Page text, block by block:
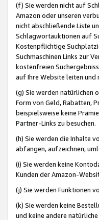
(f) Sie werden nicht auf
Amazon oder unseren
nicht abschließende Liste
Schlagwortauktionen auf
Kostenpflichtige
Suchmaschinen Links zur
kostenfreien
auf Ihre Website leiten
(g) Sie werden natürlichen
Form von Geld, Rabatten,
beispielsweise keine
Partner-Links zu besuchen.
(h) Sie werden die Inhalte
abfangen, aufzeichnen,
(i) Sie werden keine
Kunden der Amazon-
(j) Sie werden Funktionen
(k) Sie werden keine
und keine andere